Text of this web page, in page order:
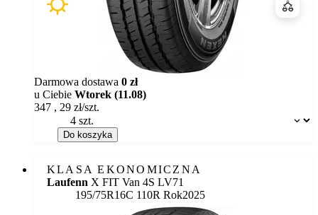
Dostępność:
Darmowa dostawa 0 zł
u Ciebie Wtorek (11.08)
347 , 29 zł/szt.
Do koszyka
KLASA EKONOMICZNA
Laufenn X FIT Van 4S LV71
195/75R16C 110R Rok2025